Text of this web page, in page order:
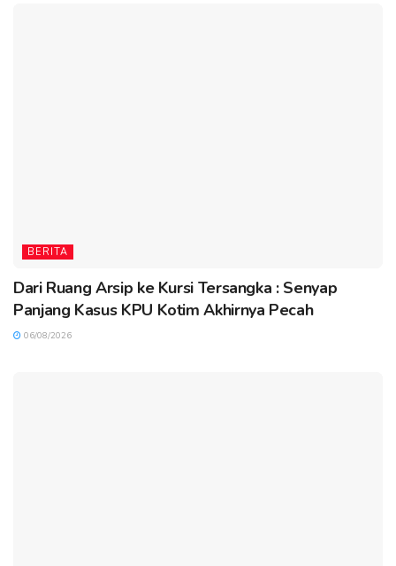
BERITA
Dari Ruang Arsip ke Kursi Tersangka : Senyap
Panjang Kasus KPU Kotim Akhirnya Pecah
06/08/2026